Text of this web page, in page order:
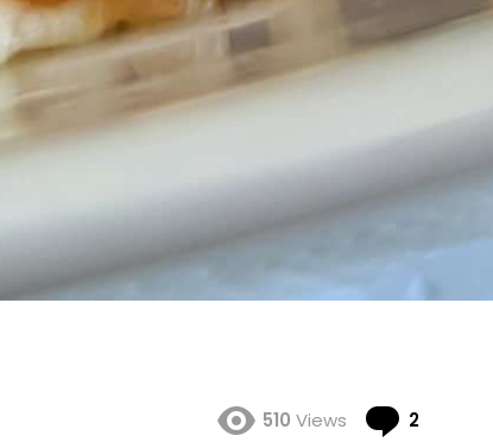
510 Views 2